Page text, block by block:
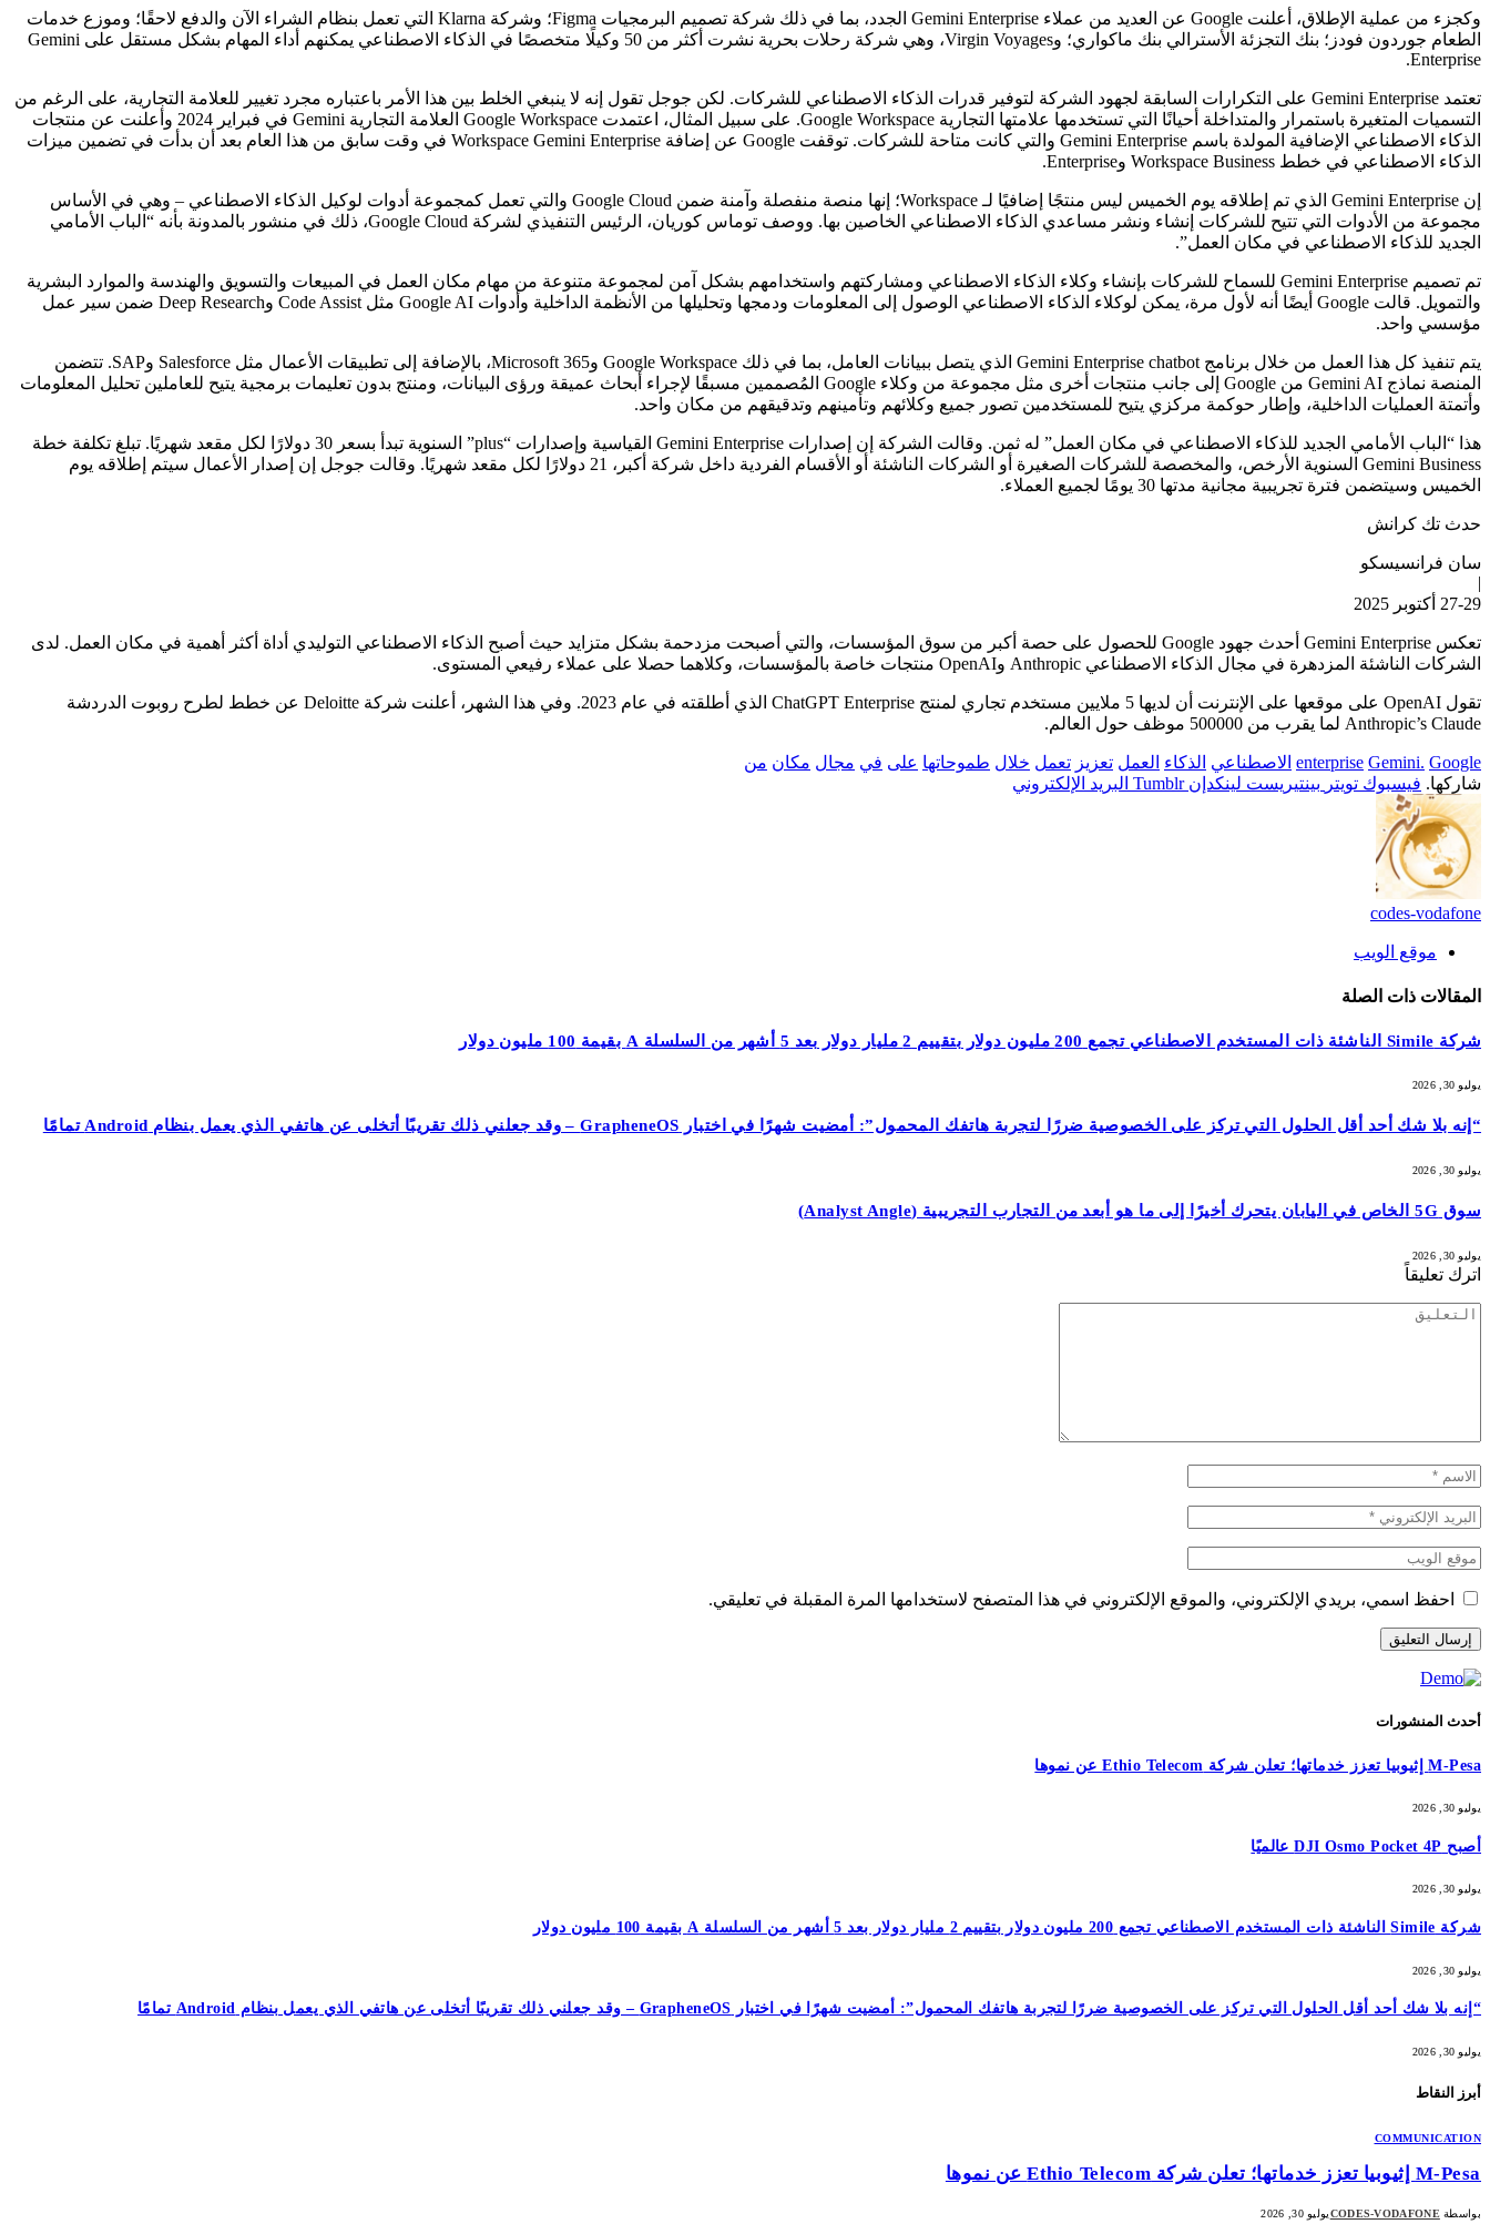
وكجزء من عملية الإطلاق، أعلنت Google عن العديد من عملاء Gemini Enterprise الجدد، بما في ذلك شركة تصميم البرمجيات Figma؛ وشركة Klarna التي تعمل بنظام الشراء الآن والدفع لاحقًا؛ وموزع خدمات
الطعام جوردون فودز؛ بنك التجزئة الأسترالي بنك ماكواري؛ وVirgin Voyages، وهي شركة رحلات بحرية نشرت أكثر من 50 وكيلًا متخصصًا في الذكاء الاصطناعي يمكنهم أداء المهام بشكل مستقل على Gemini
Enterprise.
تعتمد Gemini Enterprise على التكرارات السابقة لجهود الشركة لتوفير قدرات الذكاء الاصطناعي للشركات. لكن جوجل تقول إنه لا ينبغي الخلط بين هذا الأمر باعتباره مجرد تغيير للعلامة التجارية، على الرغم من
التسميات المتغيرة باستمرار والمتداخلة أحيانًا التي تستخدمها علامتها التجارية Google Workspace. على سبيل المثال، اعتمدت Google Workspace العلامة التجارية Gemini في فبراير 2024 وأعلنت عن منتجات
الذكاء الاصطناعي الإضافية المولدة باسم Gemini Enterprise والتي كانت متاحة للشركات. توقفت Google عن إضافة Workspace Gemini Enterprise في وقت سابق من هذا العام بعد أن بدأت في تضمين ميزات
الذكاء الاصطناعي في خطط Workspace Business وEnterprise.
إن Gemini Enterprise الذي تم إطلاقه يوم الخميس ليس منتجًا إضافيًا لـ Workspace؛ إنها منصة منفصلة وآمنة ضمن Google Cloud والتي تعمل كمجموعة أدوات لوكيل الذكاء الاصطناعي – وهي في الأساس
مجموعة من الأدوات التي تتيح للشركات إنشاء ونشر مساعدي الذكاء الاصطناعي الخاصين بها. ووصف توماس كوريان، الرئيس التنفيذي لشركة Google Cloud، ذلك في منشور بالمدونة بأنه “الباب الأمامي
الجديد للذكاء الاصطناعي في مكان العمل”.
تم تصميم Gemini Enterprise للسماح للشركات بإنشاء وكلاء الذكاء الاصطناعي ومشاركتهم واستخدامهم بشكل آمن لمجموعة متنوعة من مهام مكان العمل في المبيعات والتسويق والهندسة والموارد البشرية
والتمويل. قالت Google أيضًا أنه لأول مرة، يمكن لوكلاء الذكاء الاصطناعي الوصول إلى المعلومات ودمجها وتحليلها من الأنظمة الداخلية وأدوات Google AI مثل Code Assist وDeep Research ضمن سير عمل
مؤسسي واحد.
يتم تنفيذ كل هذا العمل من خلال برنامج Gemini Enterprise chatbot الذي يتصل ببيانات العامل، بما في ذلك Google Workspace وMicrosoft 365، بالإضافة إلى تطبيقات الأعمال مثل Salesforce وSAP. تتضمن
المنصة نماذج Gemini AI من Google إلى جانب منتجات أخرى مثل مجموعة من وكلاء Google المُصممين مسبقًا لإجراء أبحاث عميقة ورؤى البيانات، ومنتج بدون تعليمات برمجية يتيح للعاملين تحليل المعلومات
وأتمتة العمليات الداخلية، وإطار حوكمة مركزي يتيح للمستخدمين تصور جميع وكلائهم وتأمينهم وتدقيقهم من مكان واحد.
هذا “الباب الأمامي الجديد للذكاء الاصطناعي في مكان العمل” له ثمن. وقالت الشركة إن إصدارات Gemini Enterprise القياسية وإصدارات “plus” السنوية تبدأ بسعر 30 دولارًا لكل مقعد شهريًا. تبلغ تكلفة خطة
Gemini Business السنوية الأرخص، والمخصصة للشركات الصغيرة أو الشركات الناشئة أو الأقسام الفردية داخل شركة أكبر، 21 دولارًا لكل مقعد شهريًا. وقالت جوجل إن إصدار الأعمال سيتم إطلاقه يوم
الخميس وسيتضمن فترة تجريبية مجانية مدتها 30 يومًا لجميع العملاء.
حدث تك كرانش
سان فرانسيسكو
|
27-29 أكتوبر 2025
تعكس Gemini Enterprise أحدث جهود Google للحصول على حصة أكبر من سوق المؤسسات، والتي أصبحت مزدحمة بشكل متزايد حيث أصبح الذكاء الاصطناعي التوليدي أداة أكثر أهمية في مكان العمل. لدى
الشركات الناشئة المزدهرة في مجال الذكاء الاصطناعي Anthropic وOpenAI منتجات خاصة بالمؤسسات، وكلاهما حصلا على عملاء رفيعي المستوى.
تقول OpenAI على موقعها على الإنترنت أن لديها 5 ملايين مستخدم تجاري لمنتج ChatGPT Enterprise الذي أطلقته في عام 2023. وفي هذا الشهر، أعلنت شركة Deloitte عن خطط لطرح روبوت الدردشة
Anthropic’s Claude لما يقرب من 500000 موظف حول العالم.
enterprise Gemini. Google الاصطناعي الذكاء العمل تعزيز تعمل خلال طموحاتها على في مجال مكان من
شاركها. فيسبوك تويتر بينتيريست لينكدإن Tumblr البريد الإلكتروني
codes-vodafone
موقع الويب
المقالات ذات الصلة
شركة Simile الناشئة ذات المستخدم الاصطناعي تجمع 200 مليون دولار بتقييم 2 مليار دولار بعد 5 أشهر من السلسلة A بقيمة 100 مليون دولار
يوليو 30, 2026
“إنه بلا شك أحد أقل الحلول التي تركز على الخصوصية ضررًا لتجربة هاتفك المحمول”: أمضيت شهرًا في اختبار GrapheneOS – وقد جعلني ذلك تقريبًا أتخلى عن هاتفي الذي يعمل بنظام Android تمامًا
يوليو 30, 2026
سوق 5G الخاص في اليابان يتحرك أخيرًا إلى ما هو أبعد من التجارب التجريبية (Analyst Angle)
يوليو 30, 2026
اترك تعليقاً
احفظ اسمي، بريدي الإلكتروني، والموقع الإلكتروني في هذا المتصفح لاستخدامها المرة المقبلة في تعليقي.
أحدث المنشورات
M-Pesa إثيوبيا تعزز خدماتها؛ تعلن شركة Ethio Telecom عن نموها
يوليو 30, 2026
أصبح DJI Osmo Pocket 4P عالميًا
يوليو 30, 2026
شركة Simile الناشئة ذات المستخدم الاصطناعي تجمع 200 مليون دولار بتقييم 2 مليار دولار بعد 5 أشهر من السلسلة A بقيمة 100 مليون دولار
يوليو 30, 2026
“إنه بلا شك أحد أقل الحلول التي تركز على الخصوصية ضررًا لتجربة هاتفك المحمول”: أمضيت شهرًا في اختبار GrapheneOS – وقد جعلني ذلك تقريبًا أتخلى عن هاتفي الذي يعمل بنظام Android تمامًا
يوليو 30, 2026
أبرز النقاط
COMMUNICATION
M-Pesa إثيوبيا تعزز خدماتها؛ تعلن شركة Ethio Telecom عن نموها
بواسطة CODES-VODAFONEيوليو 30, 2026